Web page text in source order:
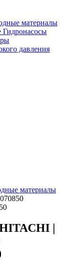
материалы
Гидронасосы
давления
материалы
|